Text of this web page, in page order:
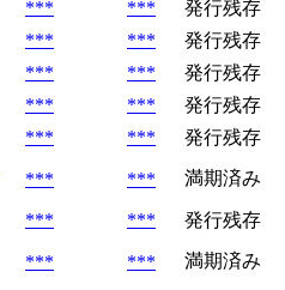
*** ***
発行残存
*** ***
発行残存
*** ***
発行残存
*** ***
発行残存
*** ***
発行残存
*** *** 満期済み
*** ***
発行残存
*** ***
満期済み